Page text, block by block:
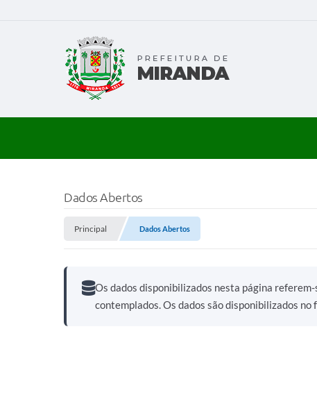
Dados Abertos
Principal Dados Abertos
Os dados disponibilizados nesta página
contemplados. Os dados são disponibilizados no